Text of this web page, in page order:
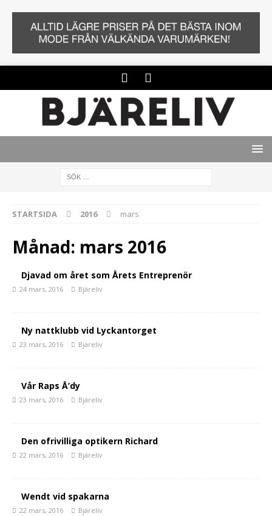
STARTSIDA 2016 mars
Månad: mars 2016
Djavad om året som Årets Entreprenör
24 mars, 2016 Bjäreliv
Ny nattklubb vid Lyckantorget
23 mars, 2016 Bjäreliv
Vår Raps Å’dy
23 mars, 2016 Bjäreliv
Den ofrivilliga optikern Richard
22 mars, 2016 Bjäreliv
Wendt vid spakarna
22 mars, 2016 Bjäreliv